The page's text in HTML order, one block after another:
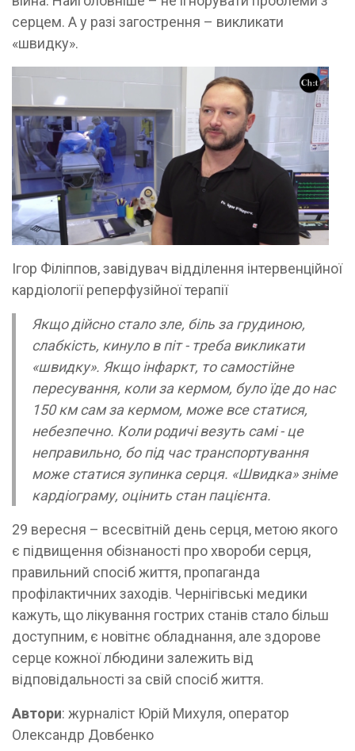
серцем. А у разі загострення – викликати
«швидку».
Ігор Філіппов, завідувач відділення інтервенційної
кардіології реперфузійної терапії
Якщо дійсно стало зле, біль за грудиною,
слабкість, кинуло в піт - треба викликати
«швидку». Якщо інфаркт, то самостійне
пересування, коли за кермом, було їде до нас
150 км сам за кермом, може все статися,
небезпечно. Коли родичі везуть самі - це
неправильно, бо під час транспортування
може статися зупинка серця. «Швидка» зніме
кардіограму, оцінить стан пацієнта.
29 вересня – всесвітній день серця, метою якого
є підвищення обізнаності про хвороби серця,
правильний спосіб життя, пропаганда
профілактичних заходів. Чернігівські медики
кажуть, що лікування гострих станів стало більш
доступним, є новітнє обладнання, але здорове
серце кожної лбюдини залежить від
відповідальності за свій спосіб життя.
Автори: журналіст Юрій Михуля, оператор
Олександр Довбенко